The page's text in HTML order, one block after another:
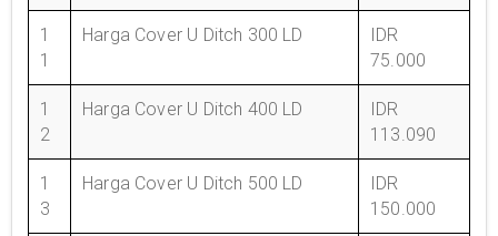
1
1
Harga Cover U Ditch 300 LD
IDR
75.000
1
2
Harga Cover U Ditch 400 LD
IDR
113.090
1
3
Harga Cover U Ditch 500 LD
IDR
150.000